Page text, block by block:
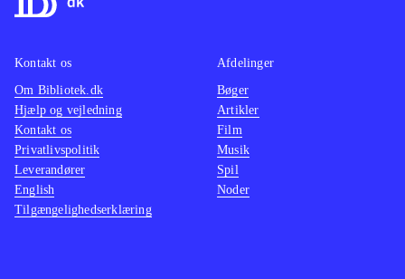
Kontakt os
Om Bibliotek.dk
Hjælp og vejledning
Kontakt os
Privatlivspolitik
Leverandører
English
Tilgængelighedserklæring
Afdelinger
Bøger
Artikler
Film
Musik
Spil
Noder